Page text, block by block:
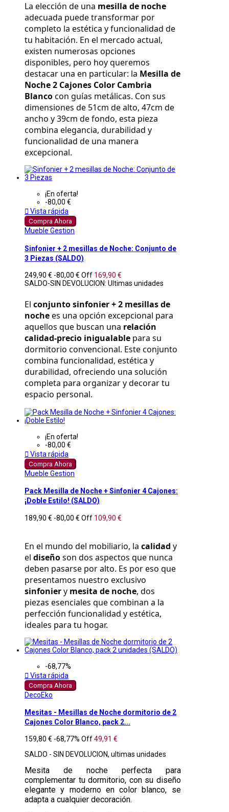
La elección de una mesilla de noche
adecuada puede transformar por
completo la estética y funcionalidad de
tu habitación. En el mercado actual,
existen numerosas opciones
disponibles, pero hoy queremos
destacar una en particular: la Mesilla de
Noche 2 Cajones Color Cambria
Blanco con guías metálicas. Con sus
dimensiones de 51cm de alto, 47cm de
ancho y 39cm de fondo, esta pieza
combina elegancia, durabilidad y
funcionalidad de una manera
excepcional.
¡En oferta!
-80,00 €
 Vista rápida
Compra Ahora
Mueble Gestion
Sinfonier + 2 mesillas de Noche: Conjunto de
3 Piezas (SALDO)
249,90 € -80,00 € Off 169,90 €
SALDO-SIN DEVOLUCION: Ultimas unidades
El conjunto sinfonier + 2 mesillas de
noche es una opción excepcional para
aquellos que buscan una relación
calidad-precio inigualable para su
dormitorio convencional. Este conjunto
combina funcionalidad, estética y
durabilidad, ofreciendo una solución
completa para organizar y decorar tu
espacio personal.
¡En oferta!
-80,00 €
 Vista rápida
Compra Ahora
Mueble Gestion
Pack Mesilla de Noche + Sinfonier 4 Cajones:
¡Doble Estilo! (SALDO)
189,90 € -80,00 € Off 109,90 €
En el mundo del mobiliario, la calidad y
el diseño son dos aspectos que nunca
deben pasarse por alto. Es por eso que
sinfonier y mesita de noche, dos
piezas esenciales que combinan a la
perfección funcionalidad y estética,
ideales para tu hogar.
-68,77%
 Vista rápida
Compra Ahora
DecoEko
Mesitas - Mesillas de Noche dormitorio de 2
Cajones Color Blanco, pack 2...
159,80 € -68,77% Off49,91 €
SALDO - SIN DEVOLUCION, ultimas unidades
Mesita de noche perfecta para
complementar tu dormitorio, con su diseño
elegante y moderno en color blanco, se
adapta a cualquier decoración.